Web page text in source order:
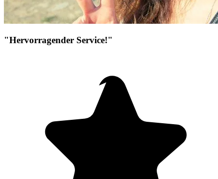
"Hervorragender Service!"